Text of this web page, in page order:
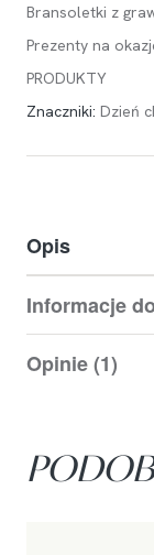
Bransoletki z
Prezenty na
PRODUKTY
Znaczniki: Dzień
Opis
Informacje
Opinie (1)